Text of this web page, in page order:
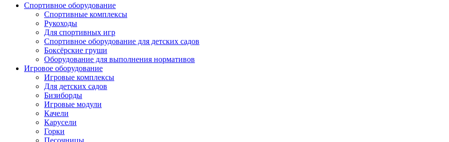
Спортивное оборудование
Спортивные комплексы
Рукоходы
Для спортивных игр
Спортивное оборудование для детских садов
Боксёрские груши
Оборудование для выполнения нормативов
Игровое оборудование
Игровые комплексы
Для детских садов
Бизиборды
Игровые модули
Качели
Карусели
Горки
Песочницы